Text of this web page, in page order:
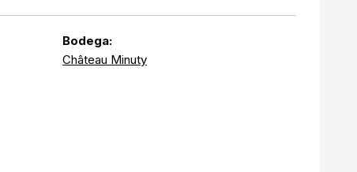
Bodega:
Château Minuty